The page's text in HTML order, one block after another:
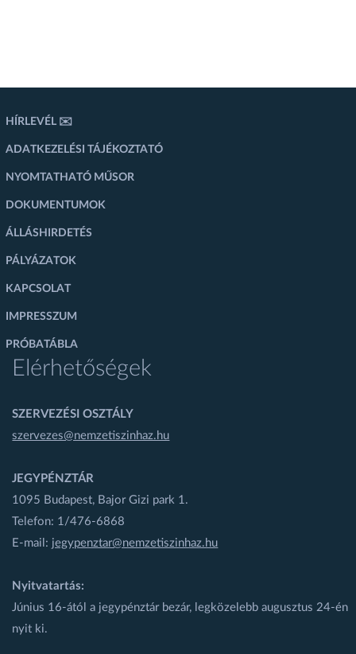
HÍRLEVÉL ✉️
ADATKEZELÉSI TÁJÉKOZTATÓ
NYOMTATHATÓ MŰSOR
DOKUMENTUMOK
ÁLLÁSHIRDETÉS
PÁLYÁZATOK
KAPCSOLAT
IMPRESSZUM
PRÓBATÁBLA
Elérhetőségek
SZERVEZÉSI OSZTÁLY
szervezes@nemzetiszinhaz.hu
JEGYPÉNZTÁR
1095 Budapest, Bajor Gizi park 1.
Telefon: 1/476-6868
E-mail: jegypenztar@nemzetiszinhaz.hu
Nyitvatartás:
Június 16-ától a jegypénztár bezár, legközelebb augusztus 24-én
nyit ki.